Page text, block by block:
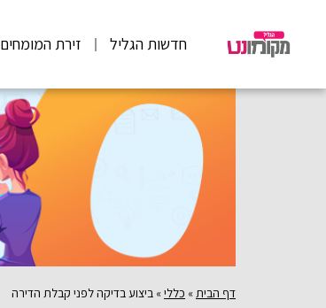
חדשות הגליל זירת המומחים
דף הבית » כללי» ביצוע בדיקה לפני קבלת הדירה